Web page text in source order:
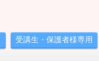
受講生・保護者様専用